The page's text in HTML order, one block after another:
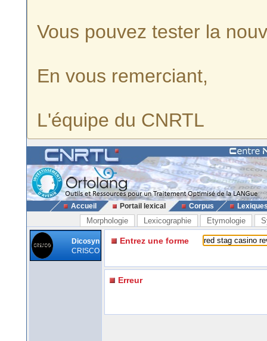
Vous pouvez tester la
En vous remerciant,
L'équipe du CNRTL
Accueil Portail lexical Corpus
Morphologie Lexicographie Etymologie
Dicosyn
CRISCO
Entrez une forme
Erreur